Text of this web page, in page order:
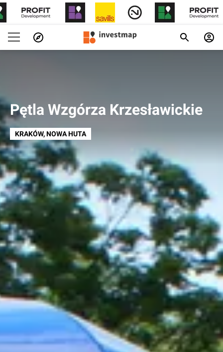
Pętla Wzgórza Krzesławickie
KRAKÓW, NOWA HUTA